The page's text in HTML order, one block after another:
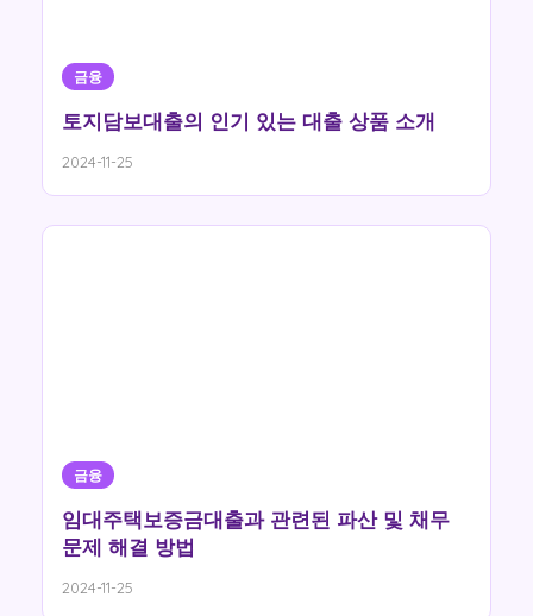
금융
토지담보대출의 인기 있는 대출 상품 소개
2024-11-25
금융
임대주택보증금대출과 관련된 파산 및 채무
문제 해결 방법
2024-11-25